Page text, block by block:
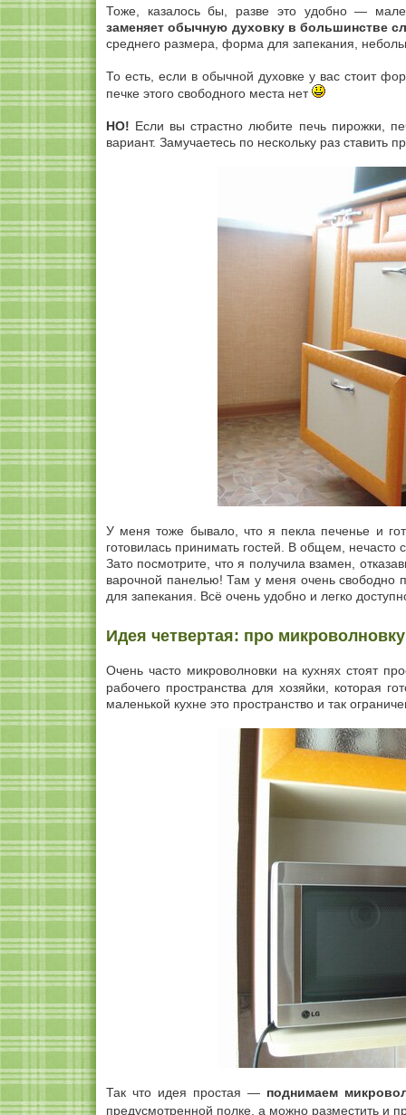
Тоже, казалось бы, разве это удобно —
заменяет обычную духовку в большинстве
среднего размера, форма для запекания,
То есть, если в обычной духовке у вас стоит
печке этого свободного места нет
НО! Если вы страстно любите печь пирожки,
вариант. Замучаетесь по нескольку раз ставить
У меня тоже бывало, что я пекла печенье и
готовилась принимать гостей. В общем, нечасто
Зато посмотрите, что я получила взамен,
варочной панелью! Там у меня очень
для запекания. Всё очень удобно и легко
Идея четвертая: про
Очень часто микроволновки на кухнях стоят
рабочего пространства для хозяйки, которая
маленькой кухне это пространство и так
Так что идея простая — поднимаем
предусмотренной полке, а можно разместить и